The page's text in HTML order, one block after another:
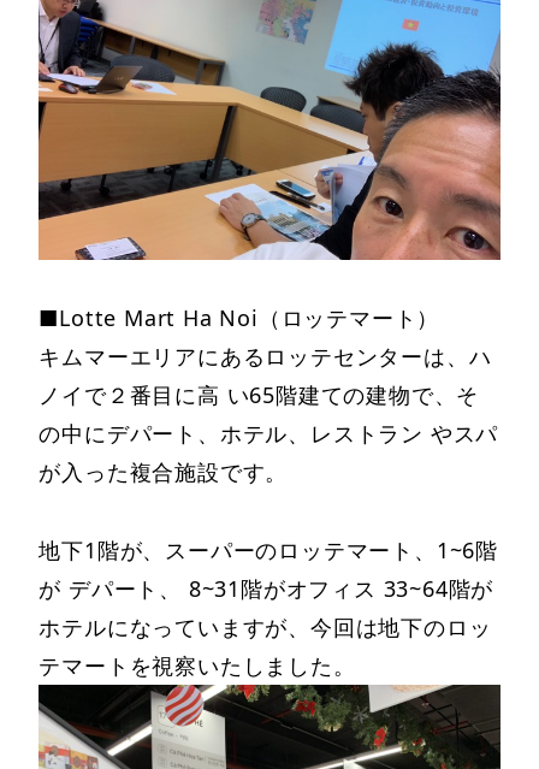
■Lotte Mart Ha Noi（ロッテマート）
キムマーエリアにあるロッテセンターは、ハ
ノイで２番目に高 い65階建ての建物で、そ
の中にデパート、ホテル、レストラン やスパ
が入った複合施設です。
地下1階が、スーパーのロッテマート、1~6階
が デパート、 8~31階がオフィス 33~64階が
ホテルになっていますが、今回は地下のロッ
テマートを視察いたしました。